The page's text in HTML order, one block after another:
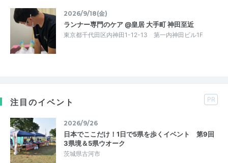
2026/9/18(金)
ランナー専門のケア @皇居 大手町 神田至近
東京都千代田区内神田1-12-13 第一内神田ビル1F
注目のイベント PR
2026/9/26
日本でここだけ！1日で5県を歩くイベント 第9回
3県境＆5県ウオーク
茨城県古河市